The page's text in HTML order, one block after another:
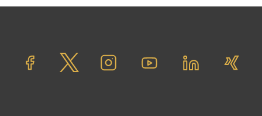
Immobilienbewertung, Immobilienverkauf ,
Immobilienvermarktung, Immobilienmakler